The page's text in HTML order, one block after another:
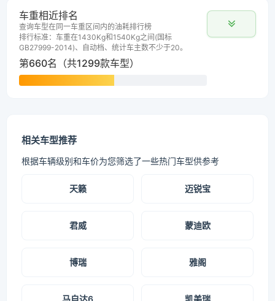
车重相近排名
查询车型在同一车重区间内的油耗排行榜
排行标准：车重在1430Kg和1540Kg之间(国标
GB27999-2014)、自动档、统计车主数不少于20。
第660名（共1299款车型）
相关车型推荐
根据车辆级别和车价为您筛选了一些热门车型供参考
天籁 迈锐宝
君威 蒙迪欧
博瑞 雅阁